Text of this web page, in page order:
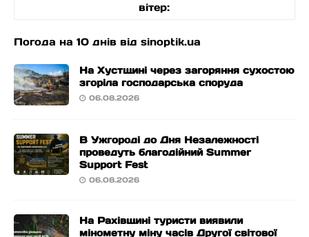
вітер:
Погода на 10 днів від sinoptik.ua
На Хустщині через загоряння сухостою
згоріла господарська споруда
06.08.2026
В Ужгороді до Дня Незалежності
проведуть благодійний Summer
Support Fest
06.08.2026
На Рахівщині туристи виявили
мінометну міну часів Другої світової